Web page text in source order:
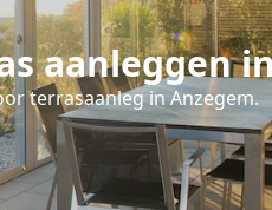
aanleggen
terrasaanleg in Anzegem.